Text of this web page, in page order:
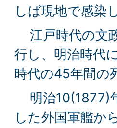
しば現地で感染
江戸時代の文
行し、明治時代
時代の45年間の
明治10(1877)
した外国軍艦か